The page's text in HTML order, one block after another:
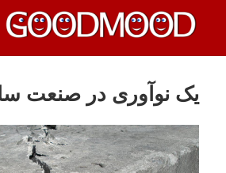
چیزای خووب مووب
یک نوآوری در صنعت